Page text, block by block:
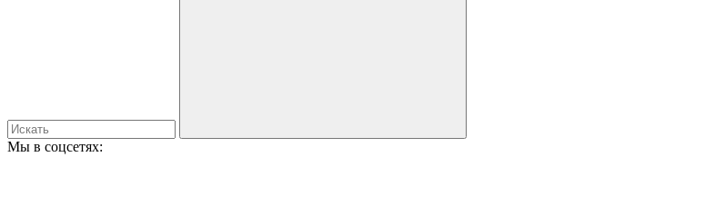
Мы в соцсетях: